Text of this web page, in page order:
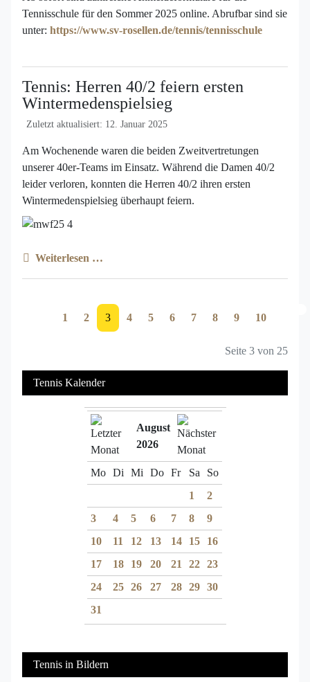
Tennisschule für den Sommer 2025 online. Abrufbar sind sie
unter: https://www.sv-rosellen.de/tennis/tennisschule
Tennis: Herren 40/2 feiern ersten
Wintermedenspielsieg
Zuletzt aktualisiert: 12. Januar 2025
Am Wochenende waren die beiden Zweitvertretungen
unserer 40er-Teams im Einsatz. Während die Damen 40/2
leider verloren, konnten die Herren 40/2 ihren ersten
Wintermedenspielsieg überhaupt feiern.
Weiterlesen …
1 2 3 4 5 6 7 8 9 10
Seite 3 von 25
Tennis Kalender
August
2026
Mo Di Mi Do Fr Sa
So
1
2
3
4 5 6 7 8
9
10
11 12 13 14 15
16
17
18 19 20 21 22 23
24
25 26 27 28 29 30
31
Tennis in Bildern